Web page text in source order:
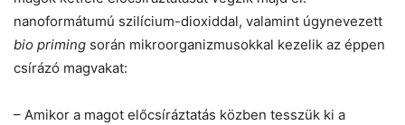
nanoformátumú szilícium-dioxiddal, valamint úgynevezett
bio priming során mikroorganizmusokkal kezelik az éppen
csírázó magvakat:
– Amikor a magot előcsíráztatás közben tesszük ki a